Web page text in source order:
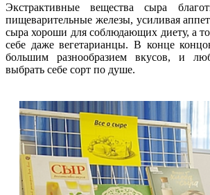
Экстрактивные вещества сыра
пищеварительные железы, усиливая
сыра хороши для соблюдающих диету, а
себе даже вегетарианцы. В конце
большим разнообразием вкусов, и
выбрать себе сорт по душе.